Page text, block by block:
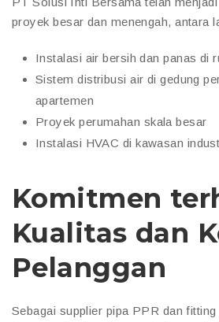
proyek besar dan menengah, antara
Instalasi air bersih dan panas di
Sistem distribusi air di gedung
apartemen
Proyek perumahan skala besar
Instalasi HVAC di kawasan
Komitmen
Kualitas dan
Pelanggan
Sebagai supplier pipa PPR dan